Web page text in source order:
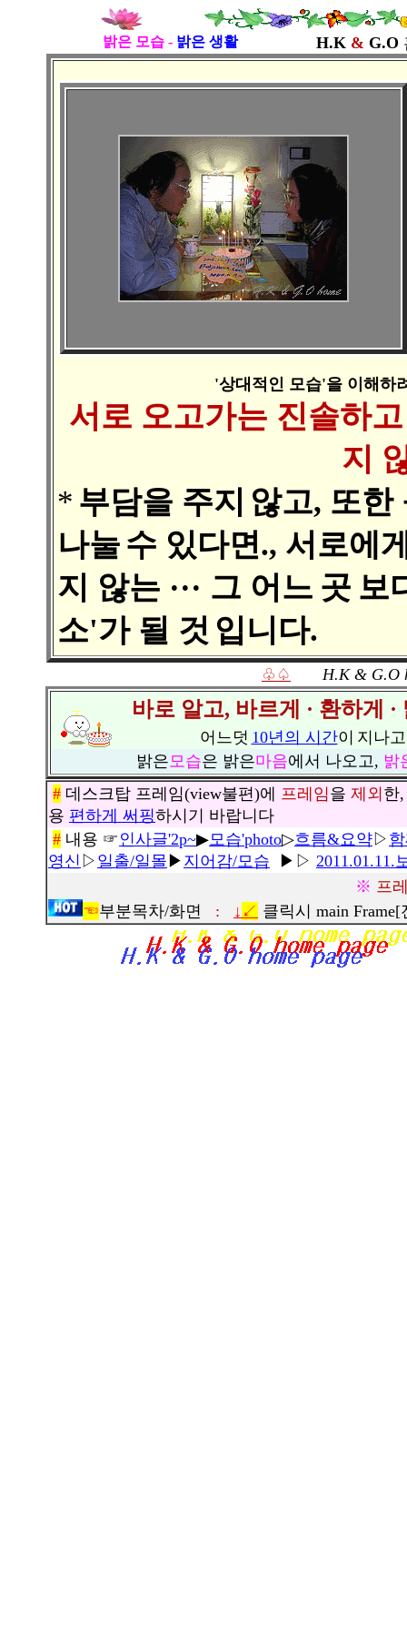
밝은 모습 - 밝은 생활 H.K & G.O
'상대적인 모습'을 이해하
서로 오고가는 진솔하
지
* 부담을 주지 않고, 또한
나눌 수 있다면., 서로에
지 않는 ··· 그 어느 곳 보
소'가 될 것 입니다.
♧♤ H.K & G.O
바로 알고, 바르게 · 환하게 ·
어느덧 10년의 시간이 지나
밝은모습은 밝은마음에서 나오고, 밝
# 데스크탑 프레임(view불편)에 프레임을 제외 한
용 편하게 써핑하시기 바랍니다
# 내용 ☞ 인사글'2p~▶모습'photo▷흐름&요약▷
영신 ▷ 일출/일몰 ▶ 지어감/모습 ▶▷ 2011.01.11.
※ 프
☜부분목차/화면 : ↓ ↙ 클릭시 main